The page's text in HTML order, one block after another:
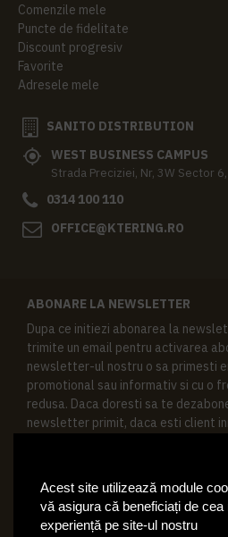
Acest site utilizează module
vă asigura că beneficiați de cea
experiență pe site-ul nostru
Comenzile mele
Puncte de fidelitate
Discount progresiv
Favorite
Adresele mele
SANITO DISTRIBUTION
WEST BUSINESS CAMPUS
Strada Preciziei, Nr, 3W Sector
0314 100 110
OFFICE@KTERING.RO
ABONARE LA NEWSLETTER
Dupa ce initiezi abonarea la
trimite un email pentru activarea
newsletter-ul nostru o sa primesti
promotional sau informativ si cu o
redusa. Daca doresti sa te
newsletter primit, daca esti client
speciala in contul tau in acest
contacta oricand pe email pentru